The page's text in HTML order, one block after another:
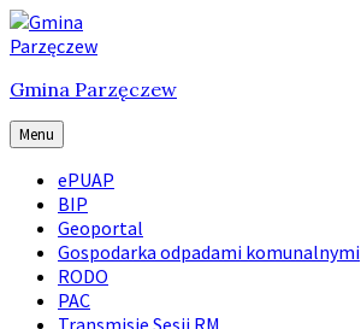
Skip
to
Skip
to
navigation
Skip
to
Gmina Parzęczew
Menu
ePUAP
BIP
Geoportal
Gospodarka odpadami komunalnymi
RODO
PAC
Transmisje Sesji RM